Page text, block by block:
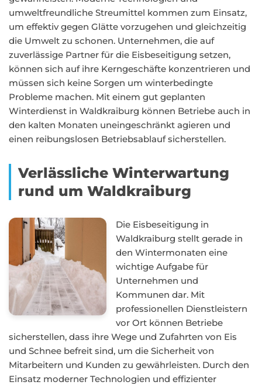
umweltfreundliche Streumittel kommen zum Einsatz,
um effektiv gegen Glätte vorzugehen und gleichzeitig
die Umwelt zu schonen. Unternehmen, die auf
zuverlässige Partner für die Eisbeseitigung setzen,
können sich auf ihre Kerngeschäfte konzentrieren und
müssen sich keine Sorgen um winterbedingte
Probleme machen. Mit einem gut geplanten
Winterdienst in Waldkraiburg können Betriebe auch in
den kalten Monaten uneingeschränkt agieren und
einen reibungslosen Betriebsablauf sicherstellen.
Verlässliche Winterwartung
rund um Waldkraiburg
Die Eisbeseitigung in
Waldkraiburg stellt gerade in
den Wintermonaten eine
wichtige Aufgabe für
Unternehmen und
Kommunen dar. Mit
professionellen Dienstleistern
vor Ort können Betriebe
sicherstellen, dass ihre Wege und Zufahrten von Eis
und Schnee befreit sind, um die Sicherheit von
Mitarbeitern und Kunden zu gewährleisten. Durch den
Einsatz moderner Technologien und effizienter